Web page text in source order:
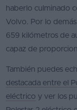
coches
2026
haberlo culminado
Volvo. Por lo
659 kilómetros de
capaz de
También puedes
destacada entre el
eléctrico y ver los